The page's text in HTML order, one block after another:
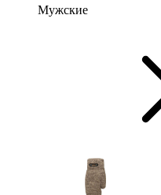
Мужские